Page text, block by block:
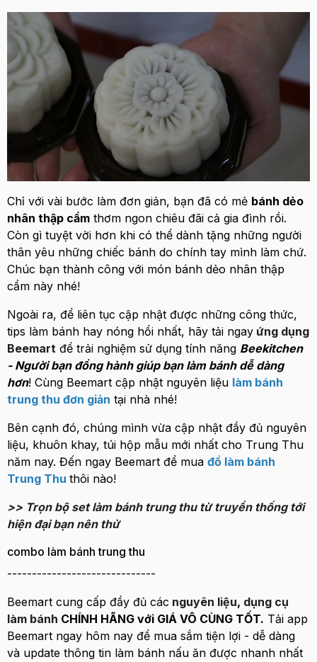
Chỉ với vài bước làm đơn giản, bạn đã có mẻ bánh dẻo
nhân thập cẩm thơm ngon chiêu đãi cả gia đình rồi.
Còn gì tuyệt vời hơn khi có thể dành tặng những người
thân yêu những chiếc bánh do chính tay mình làm chứ.
Chúc bạn thành công với món bánh dẻo nhân thập
cẩm này nhé!
Ngoài ra, để liên tục cập nhật được những công thức,
tips làm bánh hay nóng hổi nhất, hãy tải ngay ứng dụng
Beemart để trải nghiệm sử dụng tính năng Beekitchen
- Người bạn đồng hành giúp bạn làm bánh dễ dàng
hơn! Cùng Beemart cập nhật nguyên liệu làm bánh
trung thu đơn giản tại nhà nhé!
Bên cạnh đó, chúng mình vừa cập nhật đầy đủ nguyên
liệu, khuôn khay, túi hộp mẫu mới nhất cho Trung Thu
năm nay. Đến ngay Beemart để mua đồ làm bánh
Trung Thu thôi nào!
>> Trọn bộ set làm bánh trung thu từ truyền thống tới
hiện đại bạn nên thử
combo làm bánh trung thu
------------------------------
Beemart cung cấp đầy đủ các nguyên liệu, dụng cụ
làm bánh CHÍNH HÃNG với GIÁ VÔ CÙNG TỐT. Tải app
Beemart ngay hôm nay để mua sắm tiện lợi - dễ dàng
và update thông tin làm bánh nấu ăn được nhanh nhất